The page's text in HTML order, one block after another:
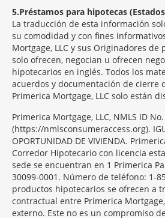
5 Préstamos para hipotecas
La traducción de esta información
su comodidad y con fines
Mortgage, LLC y sus Originadores de
solo ofrecen, negocian u ofrecen
hipotecarios en inglés. Todos los
acuerdos y documentación de cierre
Primerica Mortgage, LLC solo están
Primerica Mortgage, LLC, NMLS ID
(https://nmlsconsumeraccess.org).
OPORTUNIDAD DE VIVIENDA.
Corredor Hipotecario con licencia
sede se encuentran en 1 Primerica
30099-0001. Número de teléfono: 1-
productos hipotecarios se ofrecen a
contractual entre Primerica
externo. Este no es un compromiso